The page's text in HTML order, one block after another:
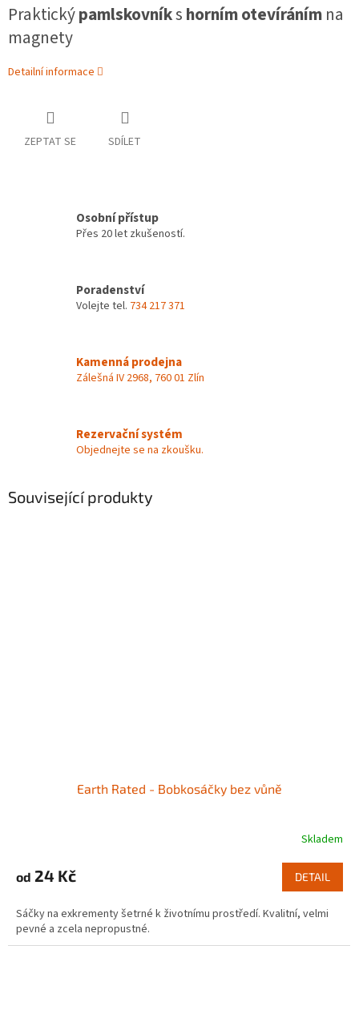
Praktickýpamlskovníkshorním otevíránímna
magnety
Detailní informace
ZEPTAT SE SDÍLET
Osobní přístup
Přes 20 let zkušeností.
Poradenství
Volejte tel. 734 217 371
Kamenná prodejna
Zálešná IV 2968, 760 01 Zlín
Rezervační systém
Objednejte se na zkoušku.
Související produkty
Earth Rated - Bobkosáčky bez vůně
Skladem
od 24 Kč DETAIL
Sáčky na exkrementy šetrné k životnímu prostředí. Kvalitní, velmi
pevné a zcela nepropustné.